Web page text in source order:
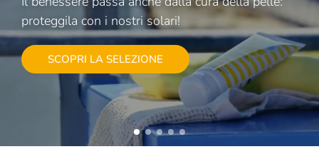
proteggila con i nostri solari!
SCOPRI LA SELEZIONE